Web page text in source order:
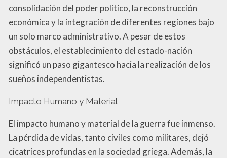
consolidación del poder político, la reconstrucción
económica y la integración de diferentes regiones bajo
un solo marco administrativo. A pesar de estos
obstáculos, el establecimiento del estado-nación
significó un paso gigantesco hacia la realización de los
sueños independentistas.
Impacto Humano y Material
El impacto humano y material de la guerra fue inmenso.
La pérdida de vidas, tanto civiles como militares, dejó
cicatrices profundas en la sociedad griega. Además, la